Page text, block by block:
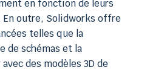
en fonction de leurs
En outre, Solidworks offre
telles que la
de schémas et la
des modèles 3D de